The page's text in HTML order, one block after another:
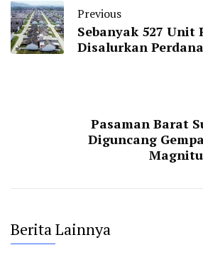
Previous
Sebanyak 527 Unit
Disalurkan
Pasaman Barat
Diguncang
Berita Lainnya